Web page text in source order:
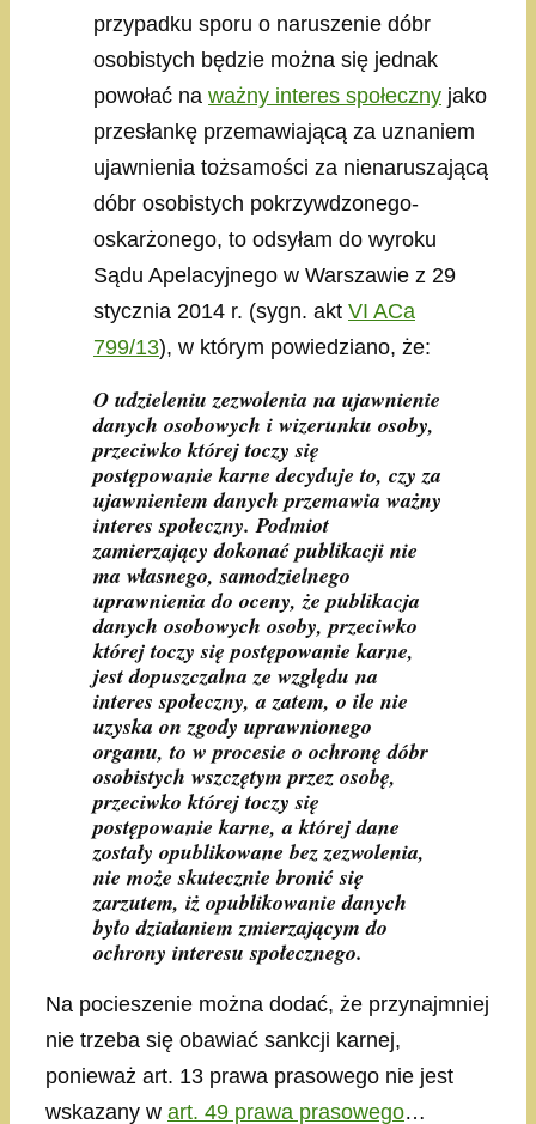
przypadku sporu o naruszenie dóbr
osobistych będzie można się jednak
powołać na ważny interes społeczny jako
przesłankę przemawiającą za uznaniem
ujawnienia tożsamości za nienaruszającą
dóbr osobistych pokrzywdzonego-
oskarżonego, to odsyłam do wyroku
Sądu Apelacyjnego w Warszawie z 29
stycznia 2014 r. (sygn. akt VI ACa
799/13), w którym powiedziano, że:
O udzieleniu zezwolenia na ujawnienie
danych osobowych i wizerunku osoby,
przeciwko której toczy się
postępowanie karne decyduje to, czy za
ujawnieniem danych przemawia ważny
interes społeczny. Podmiot
zamierzający dokonać publikacji nie
ma własnego, samodzielnego
uprawnienia do oceny, że publikacja
danych osobowych osoby, przeciwko
której toczy się postępowanie karne,
jest dopuszczalna ze względu na
interes społeczny, a zatem, o ile nie
uzyska on zgody uprawnionego
organu, to w procesie o ochronę dóbr
osobistych wszczętym przez osobę,
przeciwko której toczy się
postępowanie karne, a której dane
zostały opublikowane bez zezwolenia,
nie może skutecznie bronić się
zarzutem, iż opublikowanie danych
było działaniem zmierzającym do
ochrony interesu społecznego.
Na pocieszenie można dodać, że przynajmniej
nie trzeba się obawiać sankcji karnej,
ponieważ art. 13 prawa prasowego nie jest
wskazany w art. 49 prawa prasowego…